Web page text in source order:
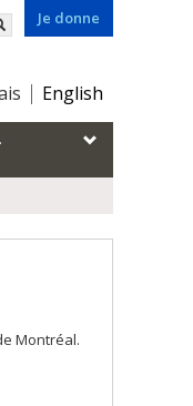
Je donne
English
Montréal.